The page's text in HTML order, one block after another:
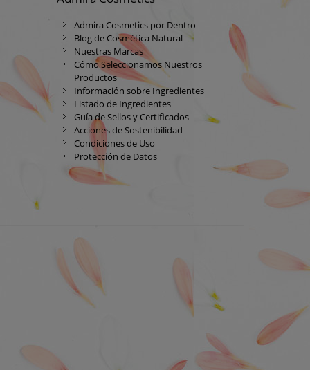
Admira Cosmetics por Dentro
Blog de Cosmética Natural
Nuestras Marcas
Cómo Seleccionamos Nuestros
Productos
Información sobre Ingredientes
Listado de Ingredientes
Guía de Sellos y Certificados
Acciones de Sostenibilidad
Condiciones de Uso
Protección de Datos